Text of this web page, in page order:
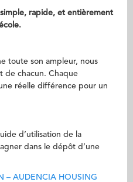
rapide, et entièrement
toute son ampleur, nous
de chacun. Chaque
réelle différence pour un
d’utilisation de la
dans le dépôt d’une
– AUDENCIA HOUSING